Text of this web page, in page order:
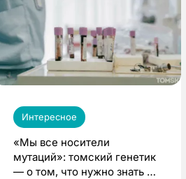
Интересное
«Мы все носители
мутаций»: томский генетик
— о том, что нужно знать до